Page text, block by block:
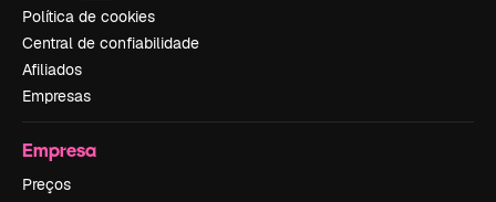
Política de cookies
Central de confiabilidade
Afiliados
Empresas
Empresa
Preços